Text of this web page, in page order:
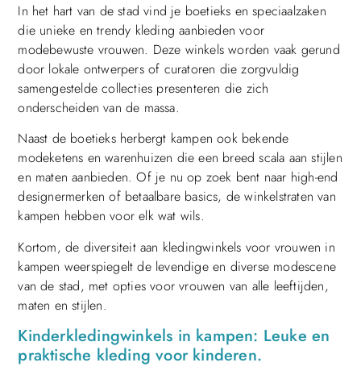
In het hart van de stad vind je boetieks en speciaalzaken
die unieke en trendy kleding aanbieden voor
modebewuste vrouwen. Deze winkels worden vaak gerund
door lokale ontwerpers of curatoren die zorgvuldig
samengestelde collecties presenteren die zich
onderscheiden van de massa.
Naast de boetieks herbergt kampen ook bekende
modeketens en warenhuizen die een breed scala aan stijlen
en maten aanbieden. Of je nu op zoek bent naar high-end
designermerken of betaalbare basics, de winkelstraten van
kampen hebben voor elk wat wils.
Kortom, de diversiteit aan kledingwinkels voor vrouwen in
kampen weerspiegelt de levendige en diverse modescene
van de stad, met opties voor vrouwen van alle leeftijden,
maten en stijlen.
Kinderkledingwinkels in kampen: Leuke en
praktische kleding voor kinderen.